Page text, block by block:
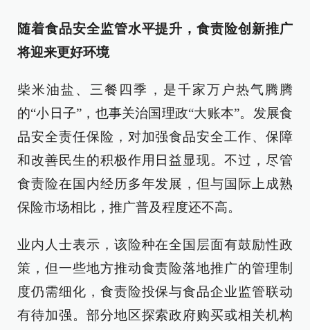
随着食品安全监管水平提升，食责险创新推广
将迎来更好环境
柴米油盐、三餐四季，是千家万户热气腾腾
的“小日子”，也事关治国理政“大账本”。发展食
品安全责任保险，对加强食品安全工作、保障
和改善民生的积极作用日益显现。不过，尽管
食责险在国内经历多年发展，但与国际上成熟
保险市场相比，推广普及程度还不高。
业内人士表示，该险种在全国层面有鼓励性政
策，但一些地方推动食责险落地推广的管理制
度仍需细化，食责险投保与食品企业监管联动
有待加强。部分地区探索政府购买或相关机构